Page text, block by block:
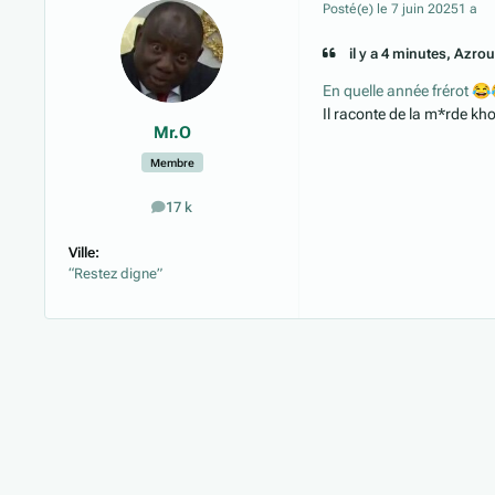
Mr.O
Membre
17 k
messages
Ville:
“Restez digne”
Posté(e) le 7 juin 20251 a
il y a 4 minutes,
En quelle année frérot😂
Il raconte de la m*rde